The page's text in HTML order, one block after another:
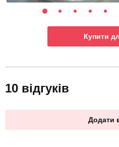
Купити
10 відгуків
Додати